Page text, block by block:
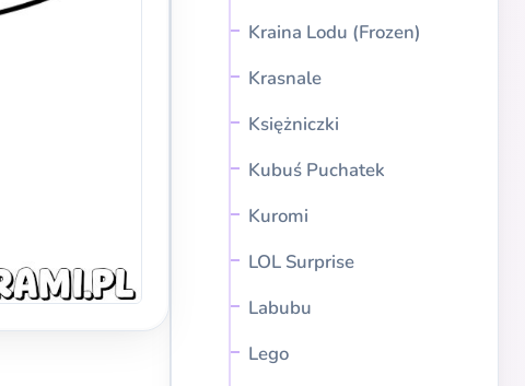
Kraina Lodu (Frozen)
Krasnale
Księżniczki
Kubuś Puchatek
Kuromi
LOL Surprise
Labubu
Lego